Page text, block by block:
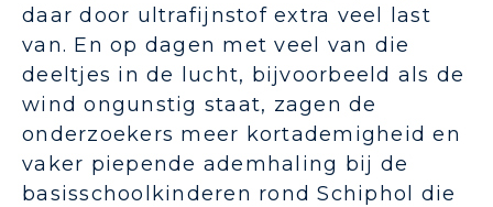
daar door ultrafijnstof extra veel last
van. En op dagen met veel van die
deeltjes in de lucht, bijvoorbeeld als de
wind ongunstig staat, zagen de
onderzoekers meer kortademigheid en
vaker piepende ademhaling bij de
basisschoolkinderen rond Schiphol die